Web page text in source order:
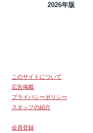
2026年版
このサイトについて
広告掲載
プライバシーポリシー
スタッフの紹介
会員登録